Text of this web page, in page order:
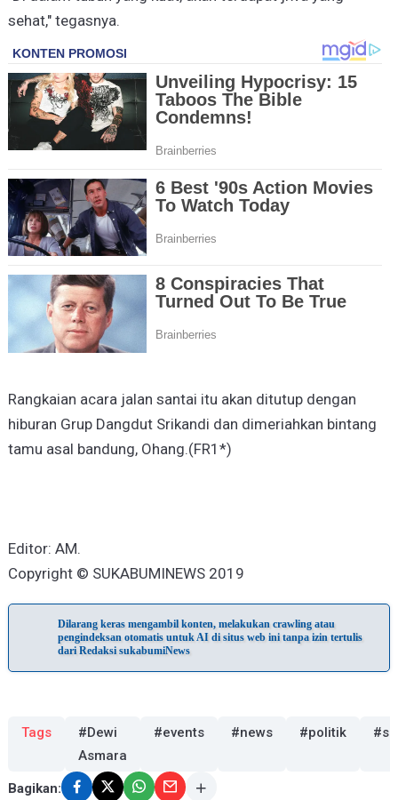
sehat," tegasnya.
Rangkaian acara jalan santai itu akan ditutup dengan
hiburan Grup Dangdut Srikandi dan dimeriahkan bintang
tamu asal bandung, Ohang.(FR1*)
Editor: AM.
Copyright © SUKABUMINEWS 2019
Dilarang keras mengambil konten, melakukan crawling atau
pengindeksan otomatis untuk AI di situs web ini tanpa izin tertulis
dari Redaksi sukabumiNews
Tags
#Dewi
Asmara
#events #news #politik
Bagikan: